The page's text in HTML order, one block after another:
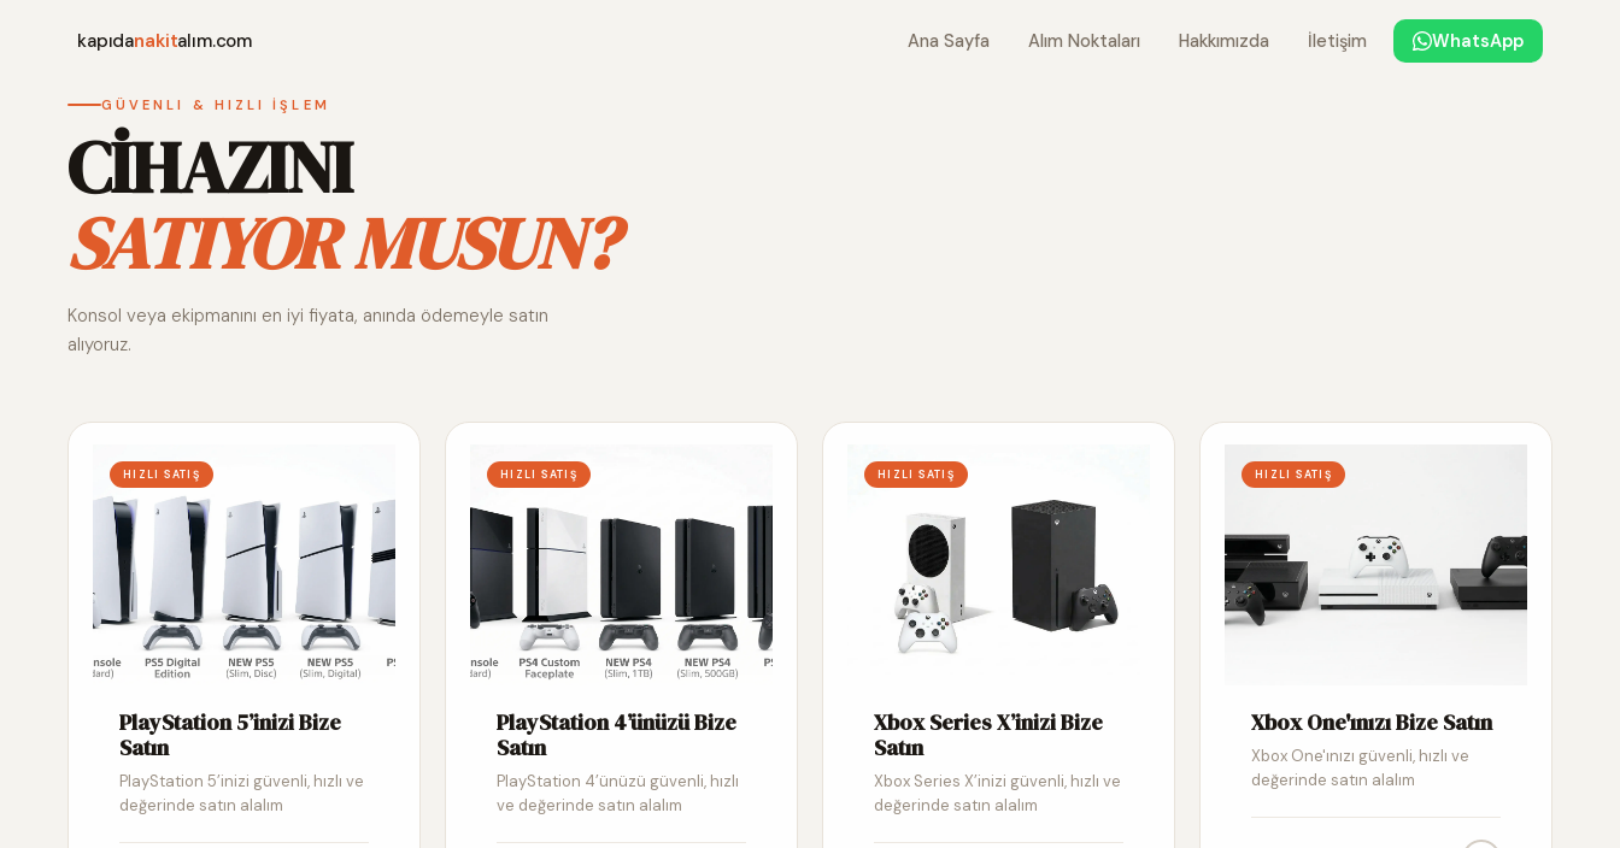
kapıdanakitalım.com Ana Sayfa Alım Noktaları Hakkımızda İletişim WhatsApp
GÜVENLI & HIZLI İŞLEM
CİHAZINI
SATIYOR MUSUN?
Konsol veya ekipmanını en iyi fiyata, anında ödemeyle satın
alıyoruz.
HIZLI SATIŞ
PlayStation 5’inizi Bize
Satın
PlayStation 5’inizi güvenli, hızlı ve
değerinde satın alalım
HIZLI SATIŞ
PlayStation 4’ünüzü Bize
Satın
PlayStation 4’ünüzü güvenli, hızlı
ve değerinde satın alalım
HIZLI SATIŞ
Xbox Series X’inizi Bize
Satın
Xbox Series X’inizi güvenli, hızlı ve
değerinde satın alalım
HIZLI SATIŞ
Xbox One'ınızı Bize Satın
Xbox One'ınızı güvenli, hızlı ve
değerinde satın alalım